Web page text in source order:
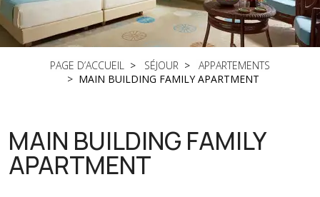
PAGE D’ACCUEIL SÉJOUR
APPARTEMENTS
MAIN BUILDING FAMILY APARTMENT
MAIN BUILDING FAMILY
APARTMENT